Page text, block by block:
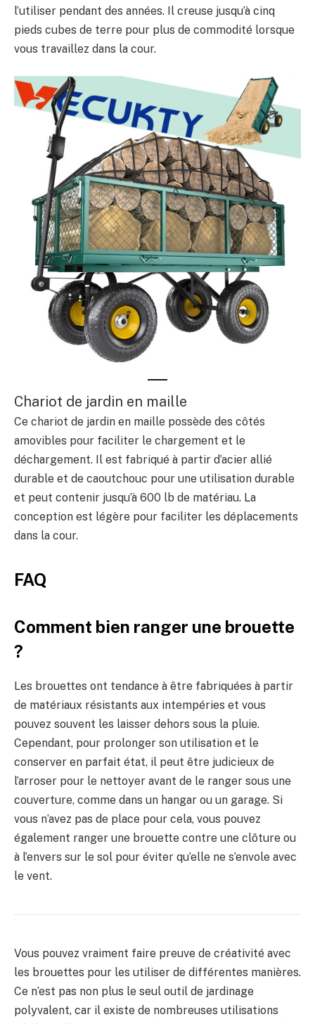
l’utiliser pendant des années. Il creuse jusqu’à cinq
pieds cubes de terre pour plus de commodité lorsque
vous travaillez dans la cour.
Chariot de jardin en maille
Ce chariot de jardin en maille possède des côtés
amovibles pour faciliter le chargement et le
déchargement. Il est fabriqué à partir d’acier allié
durable et de caoutchouc pour une utilisation durable
et peut contenir jusqu’à 600 lb de matériau. La
conception est légère pour faciliter les déplacements
dans la cour.
FAQ
Comment bien ranger une brouette
?
Les brouettes ont tendance à être fabriquées à partir
de matériaux résistants aux intempéries et vous
pouvez souvent les laisser dehors sous la pluie.
Cependant, pour prolonger son utilisation et le
conserver en parfait état, il peut être judicieux de
l’arroser pour le nettoyer avant de le ranger sous une
couverture, comme dans un hangar ou un garage. Si
vous n’avez pas de place pour cela, vous pouvez
également ranger une brouette contre une clôture ou
à l’envers sur le sol pour éviter qu’elle ne s’envole avec
le vent.
Vous pouvez vraiment faire preuve de créativité avec
les brouettes pour les utiliser de différentes manières.
Ce n’est pas non plus le seul outil de jardinage
polyvalent, car il existe de nombreuses utilisations